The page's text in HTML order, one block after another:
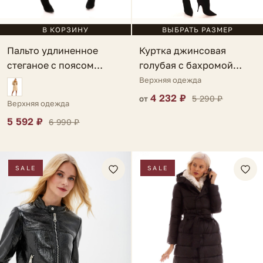
В КОРЗИНУ
Пальто удлиненное
стеганое с поясом
черное Ispani
Верхняя одежда
5 592 ₽ 6 990 ₽
ВЫБРАТЬ РАЗМЕР
Куртка джинсовая
голубая с бахромой
Chieti
Верхняя одежда
от 4 232 ₽ 5 290 ₽
SALE SALE